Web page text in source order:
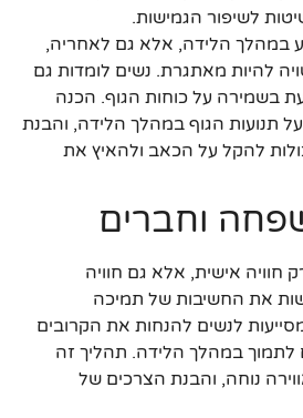
לשיפור הגמישות.
במהלך הלידה, אלא גם לאחריה,
להיות מאתגרת. נשים לומדות גם
בשמירה על כוחות הגוף. הכנה
תנועות הגוף במהלך הלידה, והבנת
להקל על הכאב ולהאיץ את
וחברים
חוויה אישית, אלא גם חוויה
את החשיבות של תמיכה
לנשים להנחות את הקרובים
לתמוך במהלך הלידה. תהליך זה
נוחה, והבנת הצרכים של